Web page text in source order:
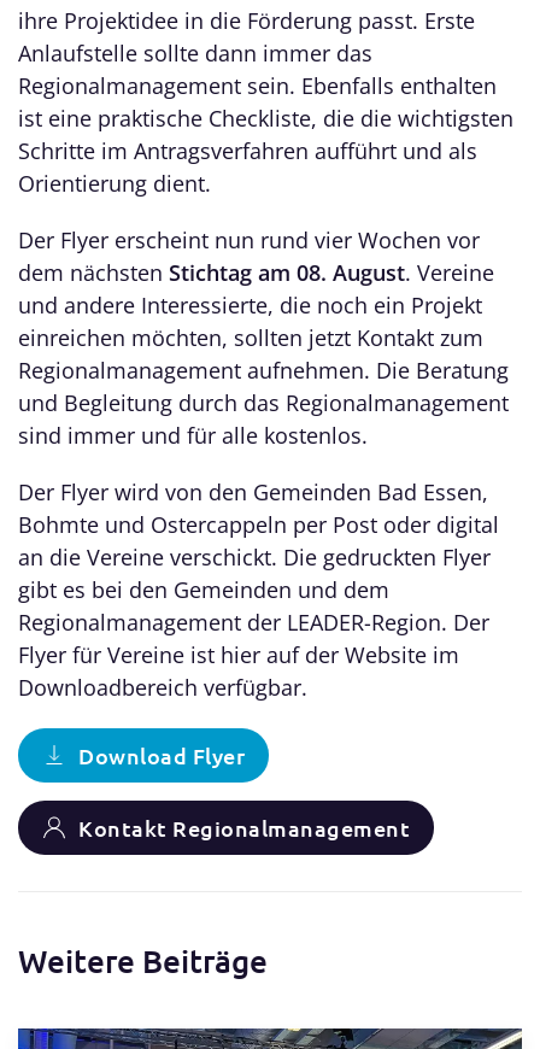
ihre Projektidee in die Förderung passt. Erste
Anlaufstelle sollte dann immer das
Regionalmanagement sein. Ebenfalls enthalten
ist eine praktische Checkliste, die die wichtigsten
Schritte im Antragsverfahren aufführt und als
Orientierung dient.
Der Flyer erscheint nun rund vier Wochen vor
dem nächsten Stichtag am 08. August. Vereine
und andere Interessierte, die noch ein Projekt
einreichen möchten, sollten jetzt Kontakt zum
Regionalmanagement aufnehmen. Die Beratung
und Begleitung durch das Regionalmanagement
sind immer und für alle kostenlos.
Der Flyer wird von den Gemeinden Bad Essen,
Bohmte und Ostercappeln per Post oder digital
an die Vereine verschickt. Die gedruckten Flyer
gibt es bei den Gemeinden und dem
Regionalmanagement der LEADER-Region. Der
Flyer für Vereine ist hier auf der Website im
Downloadbereich verfügbar.
Download Flyer
Kontakt Regionalmanagement
Weitere Beiträge